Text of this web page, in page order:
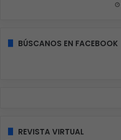
BÚSCANOS EN FACEBOOK
REVISTA VIRTUAL